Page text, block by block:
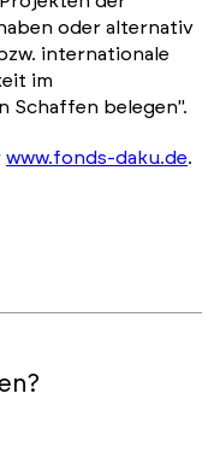
oder alternativ
internationale
im
Schaffen belegen".
www.fonds-daku.de.